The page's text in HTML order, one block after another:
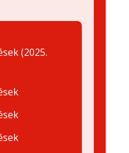
(2025.